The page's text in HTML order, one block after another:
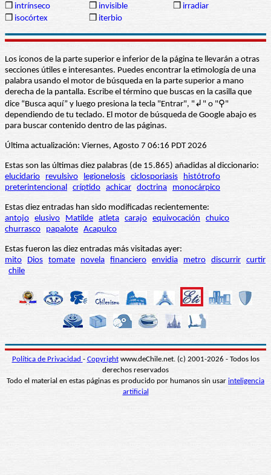
❒ intrínseco ❒ invisible ❒ irradiar
❒ isocórtex ❒ iterbio
Los iconos de la parte superior e inferior de la página te llevarán a otras
secciones útiles e interesantes. Puedes encontrar la etimología de una
palabra usando el motor de búsqueda en la parte superior a mano
derecha de la pantalla. Escribe el término que buscas en la casilla que
dice “Busca aquí” y luego presiona la tecla "Entrar", "↲" o "⚲"
dependiendo de tu teclado. El motor de búsqueda de Google abajo es
para buscar contenido dentro de las páginas.
Última actualización: Viernes, Agosto 7 06:16 PDT 2026
Estas son las últimas diez palabras (de 15.865) añadidas al diccionario:
elucidario
revulsivo legionelosis ciclosporiasis
histótrofo
preterintencional críptido achicar doctrina monocárpico
Estas diez entradas han sido modificadas recientemente:
antojo elusivo Matilde atleta carajo equivocación
chuico
churrasco
papalote Acapulco
Estas fueron las diez entradas más visitadas ayer:
mito
Dios tomate novela financiero envidia metro discurrir curtir
chile
Política de Privacidad - Copyrightwww.deChile.net. (c) 2001-2026 - Todos los
derechos reservados
Todo el material en estas páginas es producido por humanos sin usar inteligencia
artificial